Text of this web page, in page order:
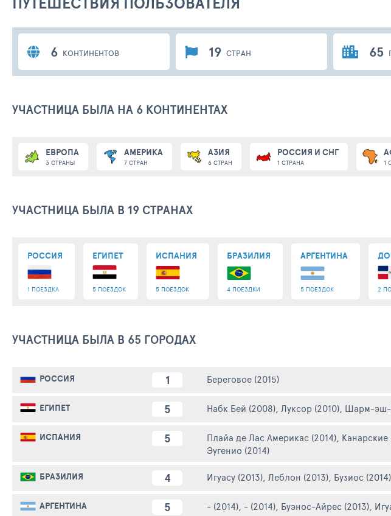
6 КОНТИНЕНТОВ 19 СТРАН 65
УЧАСТНИЦА БЫЛА НА 6 КОНТИНЕНТАХ
ЕВРОПА
3 СТРАНЫ
АМЕРИКА
7 СТРАН
АЗИЯ
6 СТРАН
РОССИЯ И СНГ
1 СТРАНА 1
УЧАСТНИЦА БЫЛА В 19 СТРАНАХ
РОССИЯ
1 ПОЕЗДКА
ЕГИПЕТ
5 ПОЕЗДОК
ИСПАНИЯ
5 ПОЕЗДОК
БРАЗИЛИЯ
4 ПОЕЗДКИ
АРГЕНТИНА
5 ПОЕЗДОК 2
УЧАСТНИЦА БЫЛА В 65 ГОРОДАХ
РОССИЯ 1 Береговое (2015)
ЕГИПЕТ 5 Набк Бей (2008) Луксор (2010) Шарм-эш-
ИСПАНИЯ 5 Плайа де Лас Америкас (2014)
Эугенио (2014)
БРАЗИЛИЯ 4 Игуасу (2013) Леблон (2013) Бузиос (2014)
АРГЕНТИНА 5 - (2014) - (2014) Буэнос-Айрес (2013)